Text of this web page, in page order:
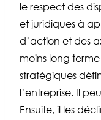
le respect des
et juridiques à
d’action et des
moins long
stratégiques
l’entreprise. Il
Ensuite, il les